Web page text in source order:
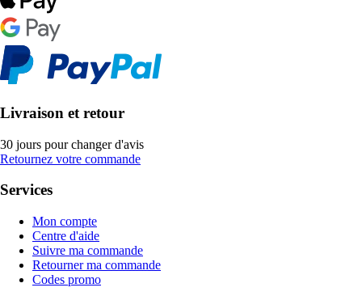
Livraison et retour
30 jours pour changer d'avis
Retournez votre commande
Services
Mon compte
Centre d'aide
Suivre ma commande
Retourner ma commande
Codes promo